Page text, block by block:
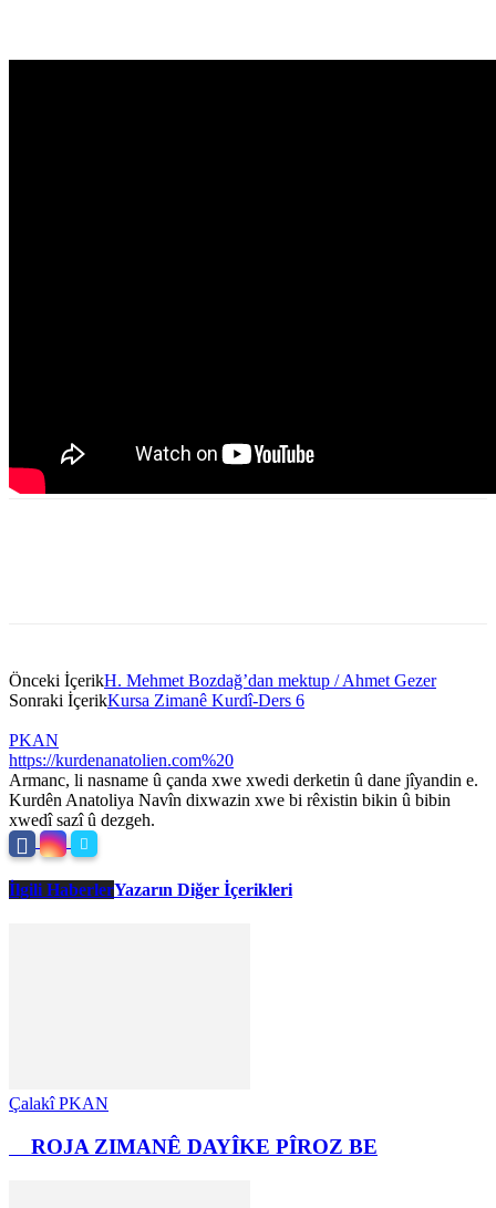
Önceki İçerikH. Mehmet Bozdağ’dan mektup / Ahmet Gezer
Sonraki İçerikKursa Zimanê Kurdî-Ders 6
PKAN
https://kurdenanatolien.com%20
Armanc, li nasname û çanda xwe xwedi derketin û dane jîyandin e.
Kurdên Anatoliya Navîn dixwazin xwe bi rêxistin bikin û bibin
xwedî sazî û dezgeh.
İlgili HaberlerYazarın Diğer İçerikleri
Çalakî PKAN
ROJA ZIMANÊ DAYÎKE PÎROZ BE